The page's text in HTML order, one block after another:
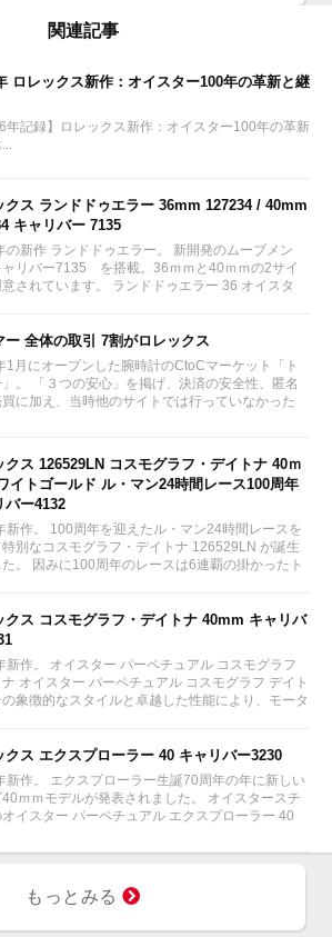
っても
関連記事
ロレックス新作：オイスター100年の革新と継
年記録】ロレックス新作：オイスター100年の革新
クス ランドドゥエラー 36mm 127234 / 40mm
キャリバー 7135
の新作 ランドドゥエラー。 新開発のムーブメン
リバー7135 を搭載。36ｍｍと40ｍｍの2サイ
意されています。 ランドドゥエラー 36 オイスタ
ー 全体の取引 7割がロレックス
1月にオープンした腕時計のCtoCマーケット「ト
。 「３つの安心」を掲げ、決済の安全性、匿名
買に加え、当時他のサイトでは行っていなかった
クス 126529LN コスモグラフ・デイトナ 40ｍ
イトゴールド ル・マン24時間レース100周年
バー4132
新作。 100周年を迎えたル・マン24時間レースを
別なコスモグラフ・デイトナ 126529LN が誕生
た。 因みに100周年のレースは6連覇の掛かったト
クス コスモグラフ・デイトナ 40mm キャリバ
新作。 オイスター パーペチュアル コスモグラフ
オイスター パーペチュアル コスモグラフ デイト
象徴的なスタイルと卓越した性能により、モータ
クス エクスプローラー 40 キャリバー3230
新作。 エクスプローラー生誕70周年の年に新しい
ｍｍモデルが発表されました。 オイスタースチ
オイスター パーペチュアル エクスプローラー 40
つブラックダイアルを備える。 ブラックダイア
もっとみる